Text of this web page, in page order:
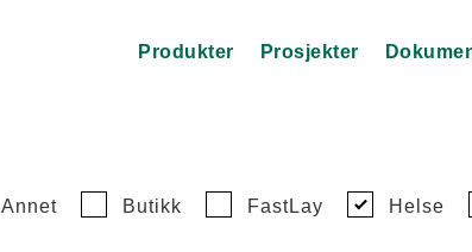
Produkter Prosjekter
Annet Butikk FastLay Helse